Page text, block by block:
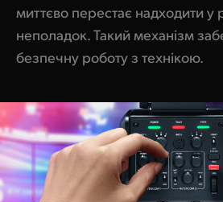
миттєво перестає надходити у
неполадок. Такий механізм
безпечну роботу з технікою.